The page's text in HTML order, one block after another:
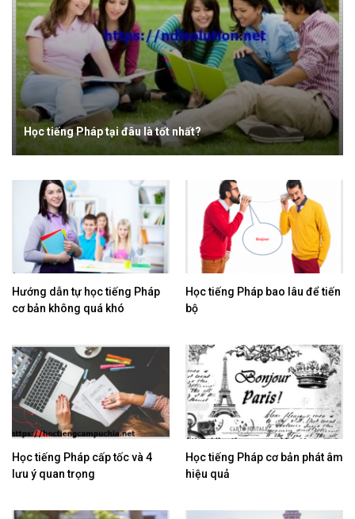
Học tiếng Pháp tại đâu là tốt nhất?
​Hướng dẫn tự học tiếng Pháp
cơ bản không quá khó
​Học tiếng Pháp bao lâu để tiến
bộ
​Học tiếng Pháp cấp tốc và 4
lưu ý quan trọng
Học tiếng Pháp cơ bản phát âm
hiệu quả